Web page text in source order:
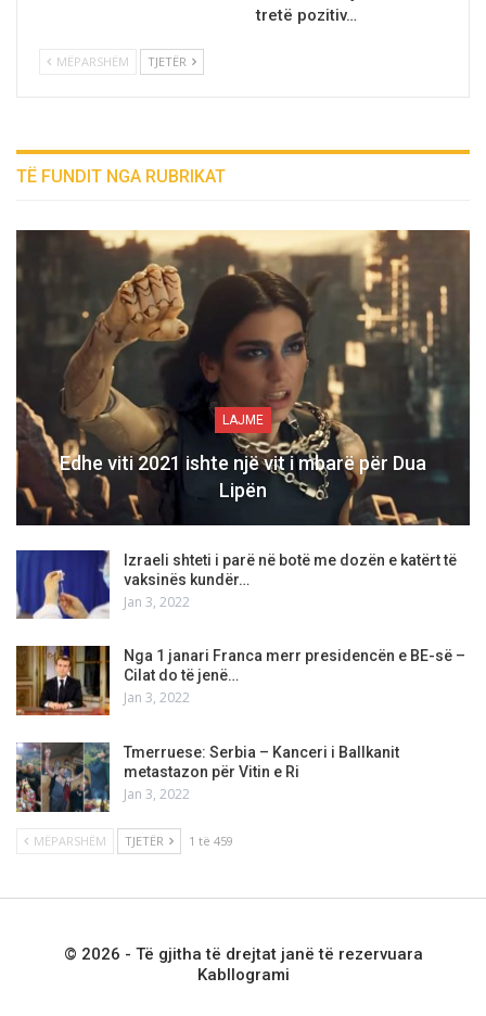
tretë pozitiv…
MËPARSHËM TJETËR
TË FUNDIT NGA RUBRIKAT
LAJME
Edhe viti 2021 ishte një vit i mbarë për Dua
Lipën
Izraeli shteti i parë në botë me dozën e katërt të
vaksinës kundër…
Jan 3, 2022
Nga 1 janari Franca merr presidencën e BE-së –
Cilat do të jenë…
Jan 3, 2022
Tmerruese: Serbia – Kanceri i Ballkanit
metastazon për Vitin e Ri
Jan 3, 2022
MËPARSHËM TJETËR 1 të 459
© 2026 - Të gjitha të drejtat janë të rezervuara
Kabllogrami